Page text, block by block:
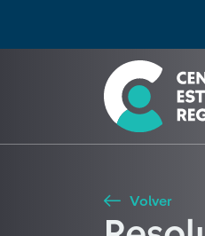
Seleccione país
Buscar
Volver